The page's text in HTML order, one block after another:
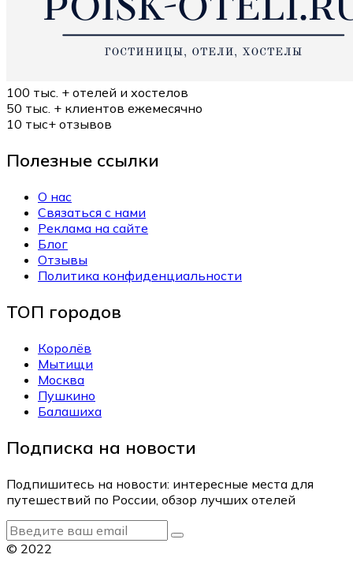
100 тыс. + отелей и хостелов
50 тыс. + клиентов ежемесячно
10 тыс+ отзывов
Полезные ссылки
О нас
Связаться с нами
Реклама на сайте
Блог
Отзывы
Политика конфиденциальности
ТОП городов
Королёв
Мытищи
Москва
Пушкино
Балашиха
Подписка на новости
Подпишитесь на новости: интересные места для
путешествий по России, обзор лучших отелей
© 2022